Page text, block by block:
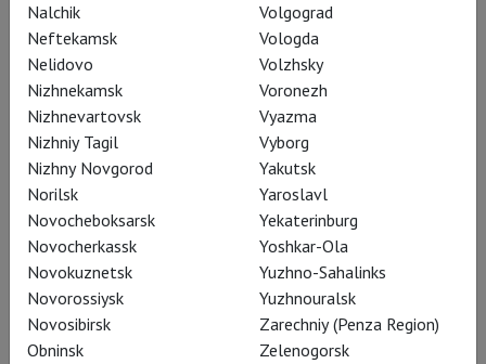
Интересно, что трагедии эти –
«Белый дьявол» и «Герцогиня
Мальфи» – дебютировали в течение
одного календарного года (1612). Но
если «Белый дьявол», чья премьера
прошла в «народном» Red Bull
Theatre в Ислингтоне, ждал
оглушительный провал (простоватая
северолондонская публика
оказалась не готова к
рафинированному слогу и
неплощадной проблематике пьесы
Nalchik
Neftekamsk
Nelidovo
Nizhnekamsk
Nizhnevartovsk
Nizhniy Tagil
Nizhny Novgorod
Norilsk
Novocheboksarsk
Novocherkassk
Novokuznetsk
Novorossiysk
Novosibirsk
Obninsk
Volgograd
Vologda
Volzhsky
Voronezh
Vyazma
Vyborg
Yakutsk
Yaroslavl
Yekaterinburg
Yoshkar-Ola
Yuzhno-Sahalinks
Yuzhnouralsk
Zarechniy (Penza Region)
Zelenogorsk